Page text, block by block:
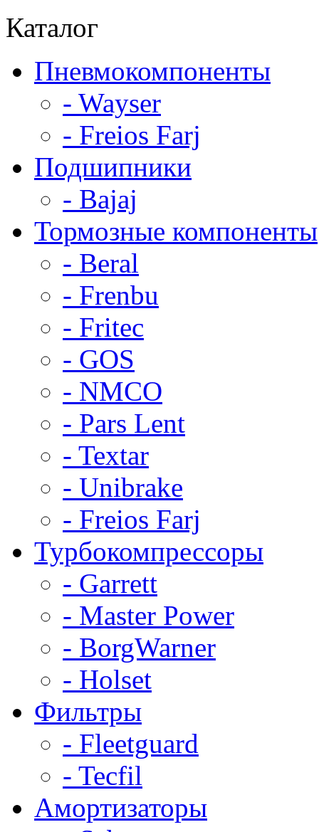
Каталог
Пневмокомпоненты
- Wayser
- Freios Farj
Подшипники
- Bajaj
Тормозные компоненты
- Beral
- Frenbu
- Fritec
- GOS
- NMCO
- Pars Lent
- Textar
- Unibrake
- Freios Farj
Турбокомпрессоры
- Garrett
- Master Power
- BorgWarner
- Holset
Фильтры
- Fleetguard
- Tecfil
Амортизаторы